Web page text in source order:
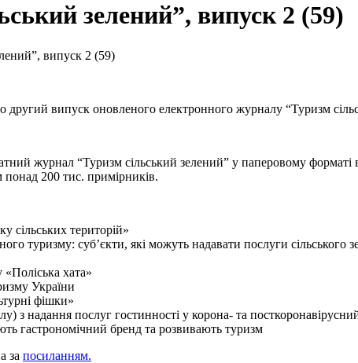
зелений”, випуск 2 (59)
випуск 2 (59)
другий випуск оновленого електронного журналу “Туризм
журнал “Туризм сільський зелений” у паперовому
200 тис. примірників.
сільських територій»
туризму: суб’єкти, які можуть надавати послуги сільського
«Поліська хата»
України
фішки»
з надання послуг гостинності у корона- та
гастрономічний бренд та розвивають туризм
за посиланням.